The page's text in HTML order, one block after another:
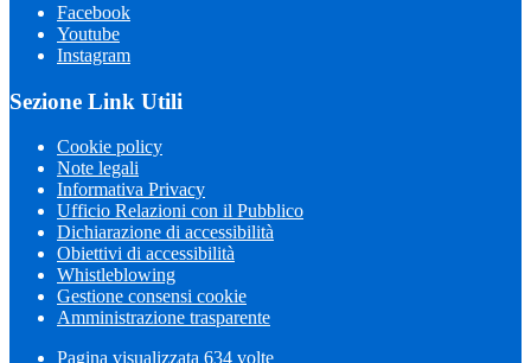
Facebook
Youtube
Instagram
Sezione Link Utili
Cookie policy
Note legali
Informativa Privacy
Ufficio Relazioni con il Pubblico
Dichiarazione di accessibilità
Obiettivi di accessibilità
Whistleblowing
Gestione consensi cookie
Amministrazione trasparente
Pagina visualizzata 634 volte